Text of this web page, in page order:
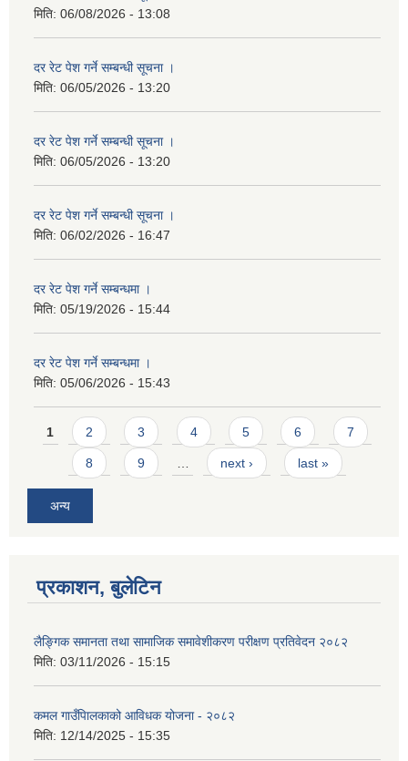
मिति: 06/08/2026 - 13:08
दर रेट पेश गर्ने सम्बन्धी सूचना ।
मिति: 06/05/2026 - 13:20
दर रेट पेश गर्ने सम्बन्धी सूचना ।
मिति: 06/05/2026 - 13:20
दर रेट पेश गर्ने सम्बन्धी सूचना ।
मिति: 06/02/2026 - 16:47
दर रेट पेश गर्ने सम्बन्धमा ।
मिति: 05/19/2026 - 15:44
दर रेट पेश गर्ने सम्बन्धमा ।
मिति: 05/06/2026 - 15:43
Pages
1 2 3 4 5 6 7
8 9 … next › last »
अन्य
प्रकाशन, बुलेटिन
लैङ्गिक समानता तथा सामाजिक समावेशीकरण परीक्षण प्रतिवेदन २०८२
मिति: 03/11/2026 - 15:15
कमल गाउँपािलकाको आविधक योजना - २०८२
मिति: 12/14/2025 - 15:35